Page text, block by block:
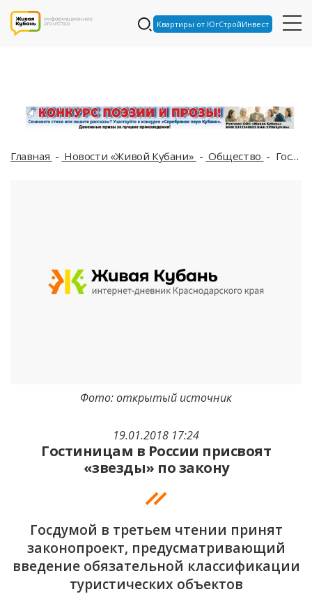
Квартиры от ЮгСтройИнвест
Главная Новости «Живой Кубани» Общество Гостиницам в России присвоят «звезды» по закону
19.01.2018 17:24
Гостиницам в России присвоят
«звезды» по закону
Госдумой в третьем чтении принят
законопроект, предусматривающий
введение обязательной классификации
туристических объектов
Фото: открытый источник